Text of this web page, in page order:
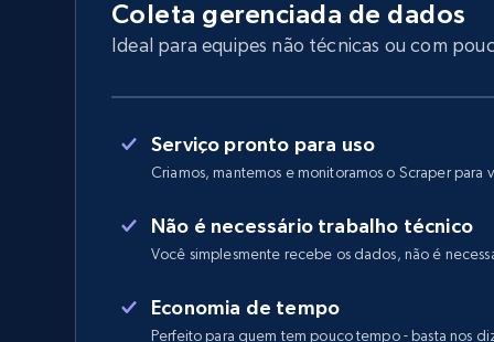
Coleta gerenciada de dados
Ideal para equipes não técnicas ou com
Serviço pronto para uso
Criamos, mantemos e monitoramos o Scraper para
Não é necessário trabalho técnico
Você simplesmente recebe os dados, não é
Economia de tempo
Perfeito para quem tem pouco tempo - basta nos